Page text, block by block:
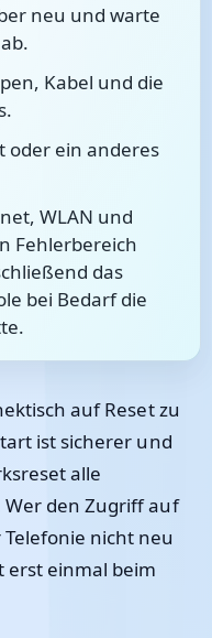
neu und warte
Kabel und die
oder ein anderes
WLAN und
Fehlerbereich
das
bei Bedarf die
auf Reset zu
ist sicherer und
alle
den Zugriff auf
nicht neu
einmal beim